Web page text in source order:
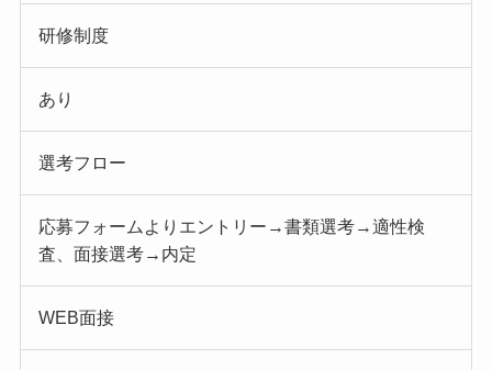
研修制度
あり
選考フロー
応募フォームよりエントリー→書類選考→適性検
査、面接選考→内定
WEB面接